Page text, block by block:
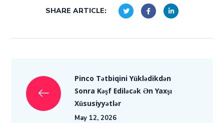
SHARE ARTICLE:
Pinco Tətbiqini Yüklədikdən
Sonra Kəşf Ediləcək Ən Yaxşı
Xüsusiyyətlər
May 12, 2026